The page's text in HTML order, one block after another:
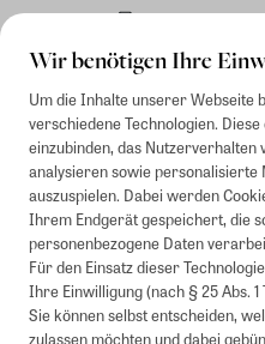
Wir benötigen Ihre
Um die Inhalte unserer Webseite
verschiedene Technologien.
einzubinden, das Nutzerverhalten
analysieren sowie
auszuspielen. Dabei werden
Ihrem Endgerät gespeichert, die
personenbezogene Daten
Für den Einsatz dieser
Ihre Einwilligung (nach § 25 Abs. 1
Sie können selbst entscheiden,
zulassen möchten und dabei
Rechnung